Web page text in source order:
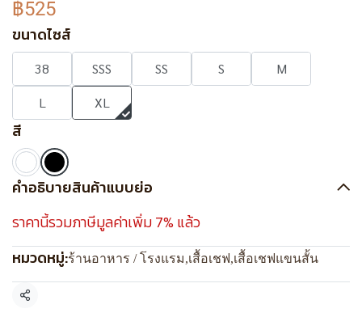
฿525
ขนาดไซส์
38 SSS SS S
M
L
XL
สี
คำอธิบายสินค้าแบบย่อ
ราคานี้รวมภาษีมูลค่าเพิ่ม 7% แล้ว
หมวดหมู่:ร้านอาหาร / โรงแรม,เสื้อเชฟ,เสื้อเชฟแขนสั้น
แชร์